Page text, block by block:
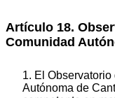
Artículo 18.
Comunidad
1. El
Autónoma de